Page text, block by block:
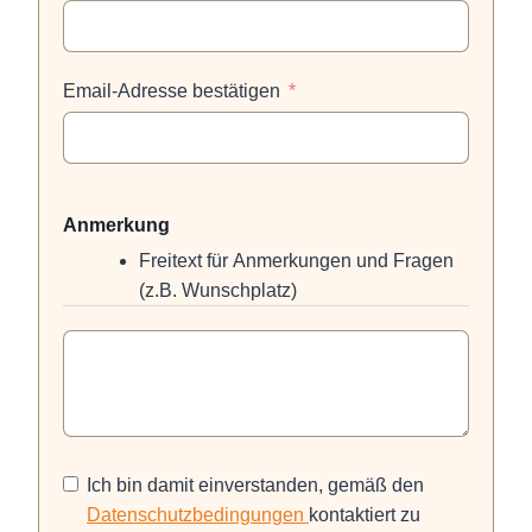
Email-Adresse bestätigen
Anmerkung
Freitext für Anmerkungen und Fragen
(z.B. Wunschplatz)
Ich bin damit einverstanden, gemäß den
Datenschutzbedingungen kontaktiert zu